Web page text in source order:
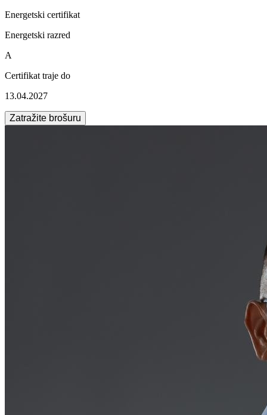
Energetski certifikat
Energetski razred
A
Certifikat traje do
13.04.2027
Zatražite brošuru